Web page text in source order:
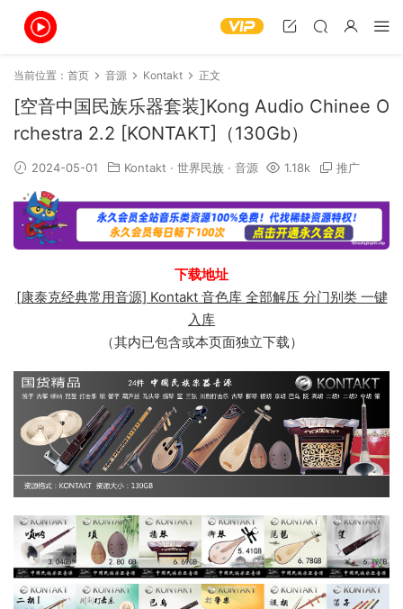
当前位置： 首页 音源 Kontakt 正文
[空音中国民族乐器套装]Kong Audio Chinee O
rchestra 2.2 [KONTAKT]（130Gb）
2024-05-01 Kontakt · 世界民族 · 音源 1.18k 推广
下载地址
[康泰克经典常用音源] Kontakt 音色库 全部解压 分门别类 一键
入库
（其内已包含或本页面独立下载）